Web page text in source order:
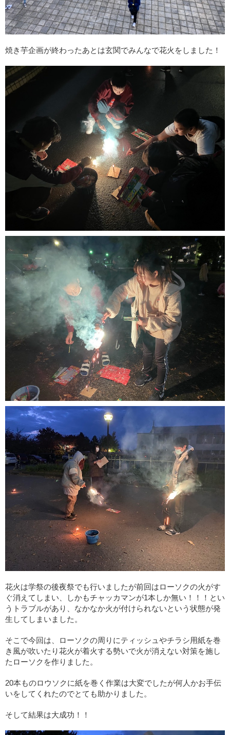
焼き芋企画が終わったあとは玄関でみんなで花火をしました！
花火は学祭の後夜祭でも行いましたが前回はローソクの火がす
ぐ消えてしまい、しかもチャッカマンが1本しか無い！！！とい
うトラブルがあり、なかなか火が付けられないという状態が発
生してしまいました。
そこで今回は、ローソクの周りにティッシュやチラシ用紙を巻
き風が吹いたり花火が着火する勢いで火が消えない対策を施し
たローソクを作りました。
20本ものロウソクに紙を巻く作業は大変でしたが何人かお手伝
いをしてくれたのでとても助かりました。
そして結果は大成功！！